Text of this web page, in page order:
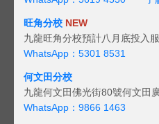
旺角分校 NEW
九龍旺角分校預計八月底投入
WhatsApp：5301 8531
何文田分校
九龍何文田佛光街80號何文田
WhatsApp：9866 1463